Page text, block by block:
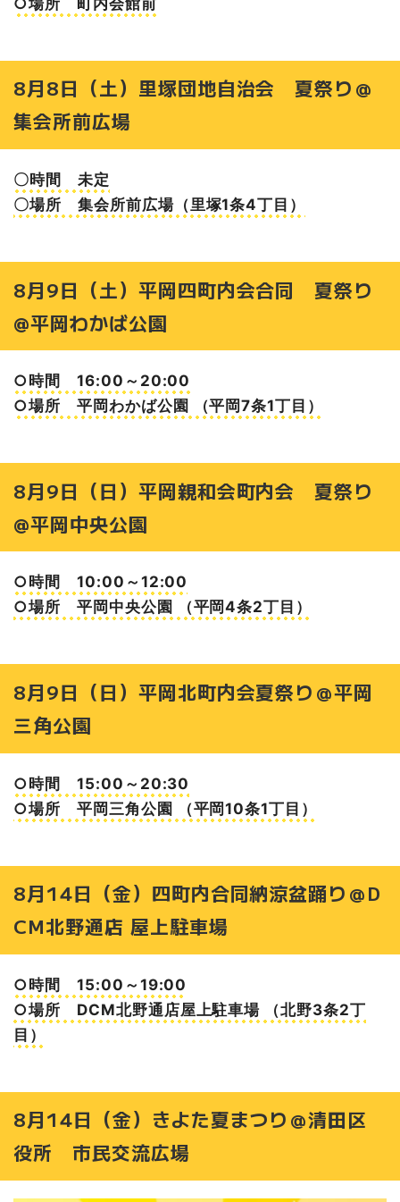
8月8日（土）里塚団地自治会 夏祭り＠
集会所前広場
〇時間 未定
〇場所 集会所前広場（里塚1条4丁目）
8月9日（土）平岡四町内会合同 夏祭り
@平岡わかば公園
○時間 16:00～20:00
○場所 平岡わかば公園 （平岡7条1丁目）
8月9日（日）平岡親和会町内会 夏祭り
@平岡中央公園
○時間 10:00～12:00
○場所 平岡中央公園 （平岡4条2丁目）
8月9日（日）平岡北町内会夏祭り＠平岡
三角公園
○時間 15:00～20:30
○場所 平岡三角公園 （平岡10条1丁目）
8月14日（金）四町内合同納涼盆踊り＠D
CM北野通店 屋上駐車場
○時間 15:00～19:00
○場所 DCM北野通店屋上駐車場 （北野3条2丁
目）
8月14日（金）きよた夏まつり＠清田区
役所 市民交流広場